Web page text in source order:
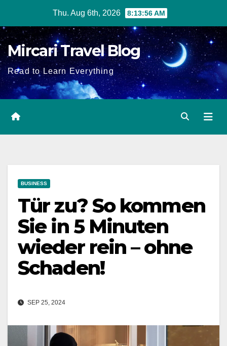
content
Thu. Aug 6th, 2026 8:13:57 AM
Mircari Travel Blog
Read to Learn Everything
BUSINESS
Tür zu? So kommen
Sie in 5 Minuten
wieder rein – ohne
Schaden!
SEP 25, 2024